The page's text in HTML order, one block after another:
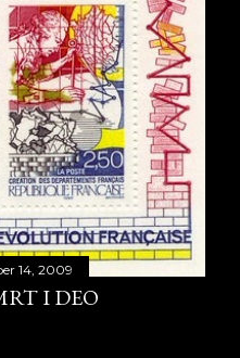
14, 2009
I DEO